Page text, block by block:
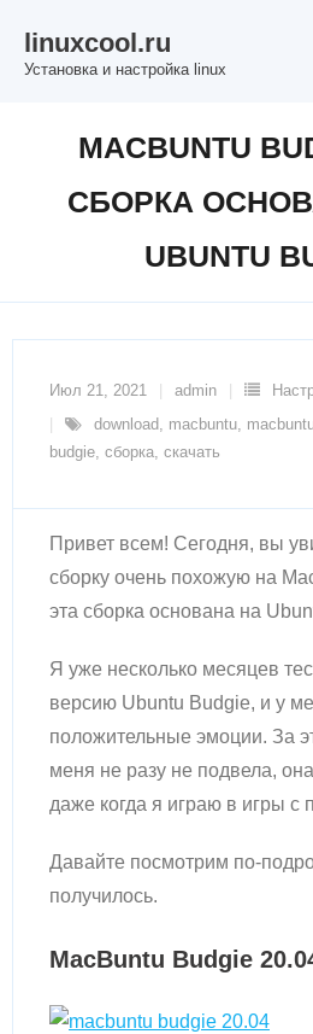
linuxcool.ru
Установка и настройка linux
MACBUNTU
СБОРКА
UBUNTU
Июл 21, 2021 admin
download, macbuntu,
budgie, сборка, скачать
Привет всем! Сегодня, вы
сборку очень похожую на
эта сборка основана на
Я уже несколько месяцев
версию Ubuntu Budgie, и у
положительные эмоции. За
меня не разу не подвела,
даже когда я играю в игры
Давайте посмотрим по-
получилось.
MacBuntu Budgie